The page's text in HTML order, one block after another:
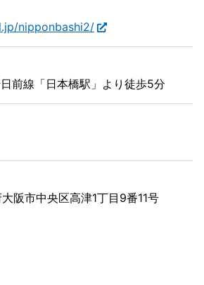
nipponbashi2/
前線「日本橋駅」より徒歩5分
阪市中央区高津1丁目9番11号